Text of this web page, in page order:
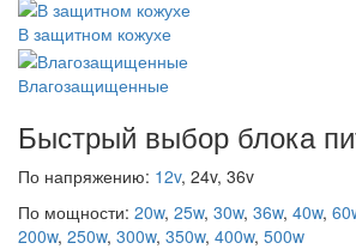
В защитном кожухе
Влагозащищенные
Быстрый выбор блока
По напряжению: 12v, 24v, 36v
По мощности: 20w, 25w, 30w, 36w, 40w,
200w, 250w, 300w, 350w, 400w, 500w